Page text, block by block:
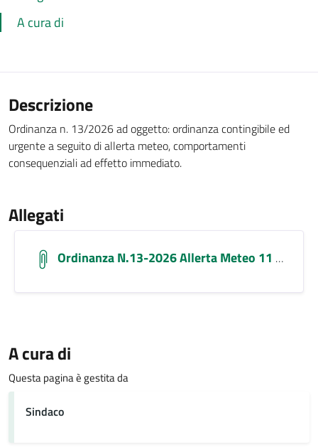
A cura di
Descrizione
Ordinanza n. 13/2026 ad oggetto: ordinanza contingibile ed
urgente a seguito di allerta meteo, comportamenti
consequenziali ad effetto immediato.
Allegati
Ordinanza N.13-2026 Allerta Meteo 11 Febbraio Signed
A cura di
Questa pagina è gestita da
Sindaco